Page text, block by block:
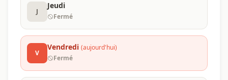
J
Jeudi
Fermé
V
Vendredi (aujourd'hui)
Fermé